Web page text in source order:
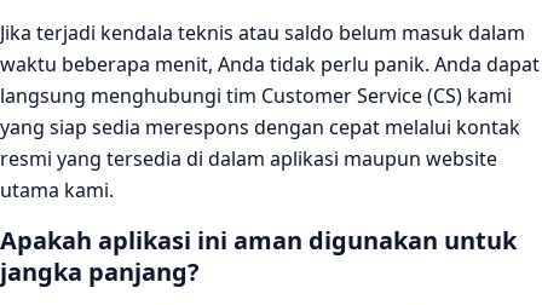
Jika terjadi kendala teknis atau saldo belum masuk dalam
waktu beberapa menit, Anda tidak perlu panik. Anda dapat
langsung menghubungi tim Customer Service (CS) kami
yang siap sedia merespons dengan cepat melalui kontak
resmi yang tersedia di dalam aplikasi maupun website
utama kami.
Apakah aplikasi ini aman digunakan untuk
jangka panjang?